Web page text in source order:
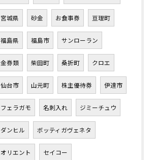
宮城県 砂金 お食事券 亘理町
福島県 福島市 サンローラン
金券類 柴田町 桑折町 クロエ
仙台市 山元町 株主優待券 伊達市
フェラガモ 名刺入れ ジミーチュウ
ダンヒル ボッティガヴェネタ
オリエント セイコー